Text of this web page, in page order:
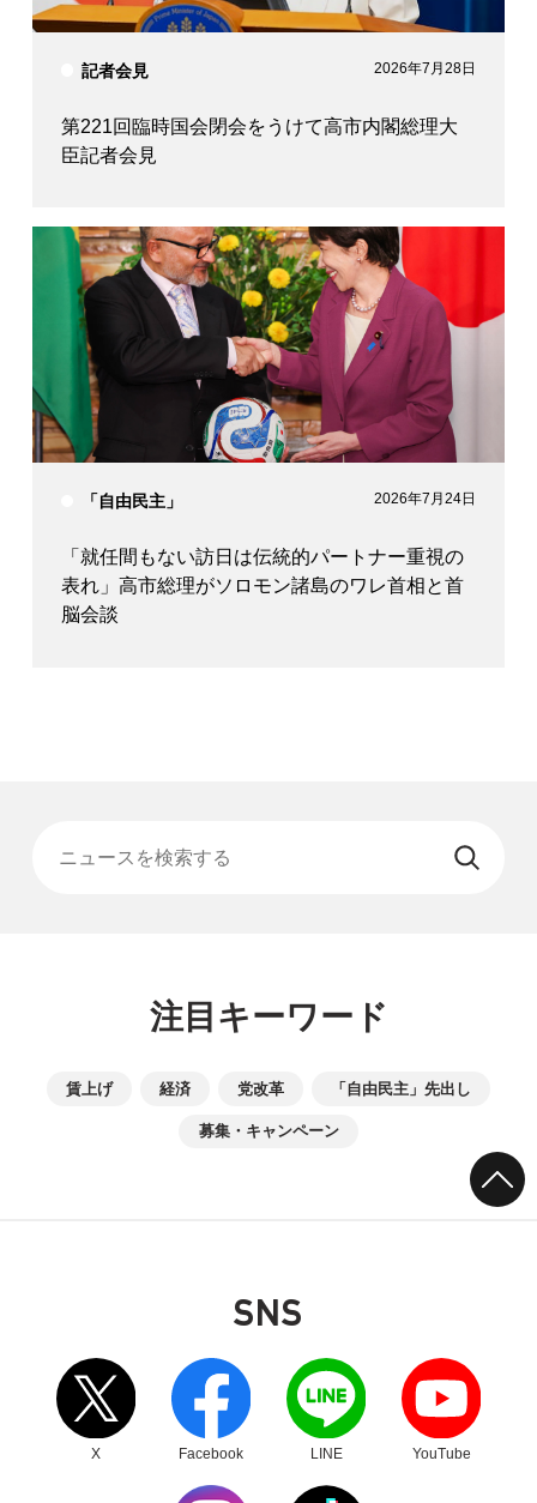
記者会見 2026年7月28日
第221回臨時国会閉会をうけて高市内閣総理大
臣記者会見
「自由民主」 2026年7月24日
「就任間もない訪日は伝統的パートナー重視の
表れ」高市総理がソロモン諸島のワレ首相と首
脳会談
注目キーワード
賃上げ 経済 党改革 「自由民主」先出し
募集・キャンペーン
SNS
X
別ウィンドウリンク
Facebook
別ウィンドウリンク
LINE
別ウィンドウリンク
YouTube
別ウィンドウリンク
別ウィンドウリンク別ウィンドウリンク